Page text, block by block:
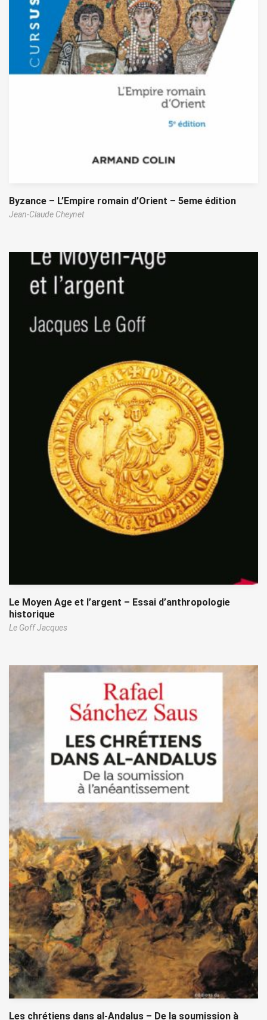
Byzance – L’Empire romain d’Orient – 5eme édition
Jean-Claude Cheynet
Le Moyen Age et l’argent – Essai d’anthropologie
historique
Le Goff Jacques
Les chrétiens dans al-Andalus – De la soumission à